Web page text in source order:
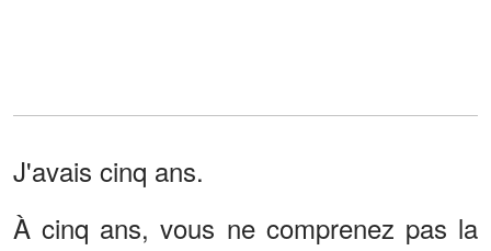
J'avais cinq ans.
À cinq ans, vous ne comprenez pas la